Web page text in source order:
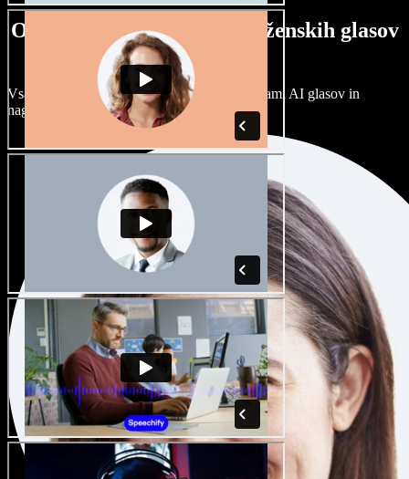
Ogromna izbira moških in ženskih glasov
ter naglasov
Vsak projekt je unikaten. Izbirajte med stotinami AI glasov in
naglasov ter jih prilagodite po svoje.